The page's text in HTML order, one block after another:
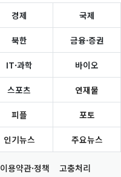
경제 국제
북한 금융·증권
IT·과학 바이오
스포츠 연재물
피플 포토
인기뉴스 주요뉴스
이용약관·정책 고충처리